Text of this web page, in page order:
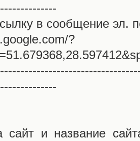
в сообщение эл.
?
сайт и название